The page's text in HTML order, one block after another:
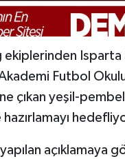
ekiplerinden
Futbol
çıkan yeşil-
açıklamaya